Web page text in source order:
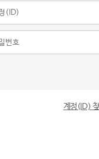
계정(ID)